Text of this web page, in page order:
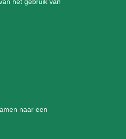
naar een